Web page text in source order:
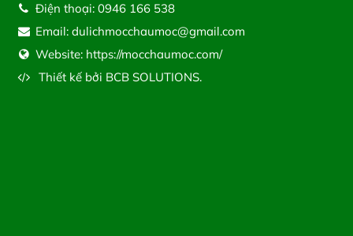
Điện thoại: 0946 166 538
Email: dulichmocchaumoc@gmail.com
Website: https://mocchaumoc.com/
Thiết kế bởi BCB SOLUTIONS.